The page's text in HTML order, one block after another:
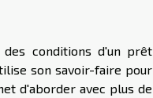
des conditions d'un prêt
son savoir-faire pour
d'aborder avec plus de